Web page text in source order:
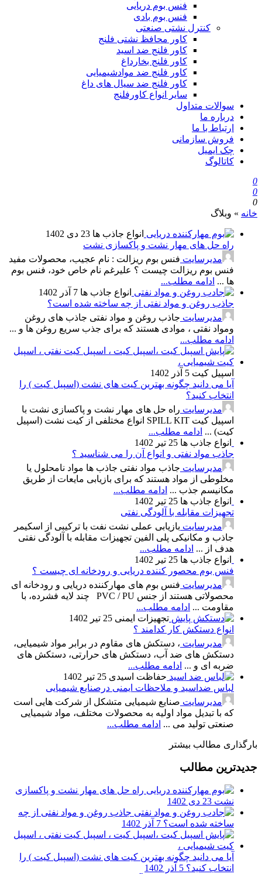
فنس بوم دریایی
فنس بوم بادی
کنترل نشتی صنعتی
کاور محافظ نشتی فلنج
کاور فلنج ضد اسید
کاور فلنج بخارداغ
کاور فلنج ضد موادشیمیایی
کاور فلنج ضد سیال های داغ
سایر انواع کاورفلنج
سوالات متداول
درباره ما
ارتباط با ما
فروش سازمانی
چک ایمیل
کاتالوگ
0
0
0
خانه » وبلاگ
انواع جاذب ها 23 دی 1402
راه حل های مهار نشت و پاکسازی نشت
مدیرسایت فنس بوم ریزالت : نام عجیب، محصولات مفید
فنس بوم ریزالت چیست ؟ علیرغم نام خاص خود، فنس بوم
ها ... ادامه مطلب...
انواع جاذب ها 7 آذر 1402
جاذب روغن و مواد نفتی از چه ساخته شده است؟
مدیرسایت جاذب روغن و مواد نفتی جاذب های روغن
ومواد نفتی ، موادی هستند که برای جذب سریع روغن ها و ...
ادامه مطلب...
اسپیل کیت 5 آذر 1402
آیا می دانید چگونه بهترین کیت های نشت (اسپیل کیت ) را
انتخاب کنید؟
مدیرسایت راه حل های مهار نشت و پاکسازی نشت با
اسپیل کیت SPILL KIT انواع مختلفی از کیت نشت (اسپیل
کیت) ... ادامه مطلب...
انواع جاذب ها 25 تیر 1402
جاذب مواد نفتی و انواع آن را می شناسید ؟
مدیرسایت جاذب مواد نفتی جاذب ها مواد نامحلول یا
مخلوطی از مواد هستند که برای بازیابی مایعات از طریق
مکانیسم جذب ... ادامه مطلب...
انواع جاذب ها 25 تیر 1402
تجهیزات مقابله با آلودگی نفتی
مدیرسایت بازیابی عملی نشت نفت با ترکیبی از اسکیمر
جاذب و مکانیکی پلی الفین تجهیزات مقابله با آلودگی نفتی
هدف از ... ادامه مطلب...
انواع جاذب ها 25 تیر 1402
فنس بوم محصور کننده دریایی و رودخانه ای چیست ؟
مدیرسایت فنس بوم های مهارکننده دریایی و رودخانه ای
محصولاتی هستند از جنس PVC / PU چند لایه فشرده، با
مقاومت ... ادامه مطلب...
تجهیزات ایمنی 25 تیر 1402
انواع دستکش کار کدامند ؟
مدیرسایت ، دستکش های مقاوم در برابر مواد شیمیایی،
دستکش های ضد آب، دستکش های حرارتی، دستکش های
ضربه ای و ... ادامه مطلب...
حفاظت اسیدی 25 تیر 1402
لباس ضداسید و ملاحظات ایمنی درصنایع شیمیایی
مدیرسایت صنایع شیمیایی متشکل از شرکت هایی است
که با تبدیل مواد اولیه به محصولات مختلف، مواد شیمیایی
صنعتی تولید می ... ادامه مطلب...
بارگذاری مطالب بیشتر
جدیدترین مطالب
راه حل های مهار نشت و پاکسازی
نشت 23 دی 1402
جاذب روغن و مواد نفتی از چه
ساخته شده است؟ 7 آذر 1402
آیا می دانید چگونه بهترین کیت های نشت (اسپیل کیت ) را
انتخاب کنید؟ 5 آذر 1402